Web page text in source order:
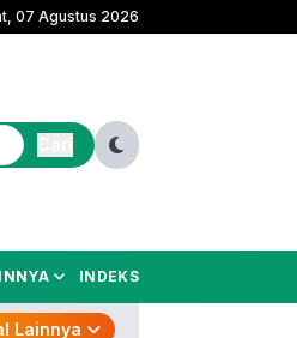
Juara 3 Piala Presiden 2026
07 Agustus 2026
INDEKS
Lainnya